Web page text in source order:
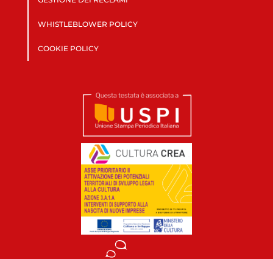
WHISTLEBLOWER POLICY
COOKIE POLICY